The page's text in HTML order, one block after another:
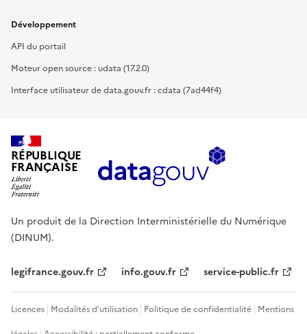
Développement
API du portail
Moteur open source : udata (17.2.0)
Interface utilisateur de data.gouv.fr : cdata (7ad44f4)
RÉPUBLIQUE
FRANÇAISE
Un produit de la Direction Interministérielle du Numérique
(DINUM).
legifrance.gouv.fr info.gouv.fr service-public.fr
Licences Modalités d'utilisation Politique de confidentialité Mentions